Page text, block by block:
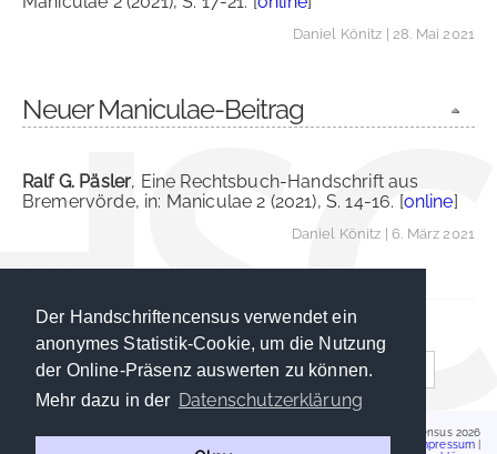
Der Handschriftencensus verwendet ein
anonymes Statistik-Cookie, um die Nutzung
der Online-Präsenz auswerten zu können.
Mehr dazu in der Datenschutzerklärung
Daniel Könitz | 28. Mai 2021
Neuer Maniculae-Beitrag
Ralf G. Päsler, Eine Rechtsbuch-Handschrift aus
Bremervörde, in: Maniculae 2 (2021), S. 14-16. [online]
Daniel Könitz | 6. März 2021
1 2 3 4 5 6
Handschriftencensus 2026
Impressum